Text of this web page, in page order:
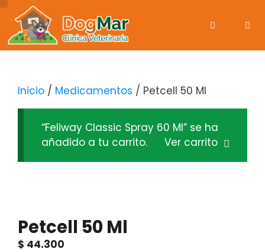
Inicio / Medicamentos / Petcell 50 Ml
“Feliway Classic Spray 60 Ml” se ha
añadido a tu carrito.
Ver carrito
Petcell 50 Ml
$ 44.300